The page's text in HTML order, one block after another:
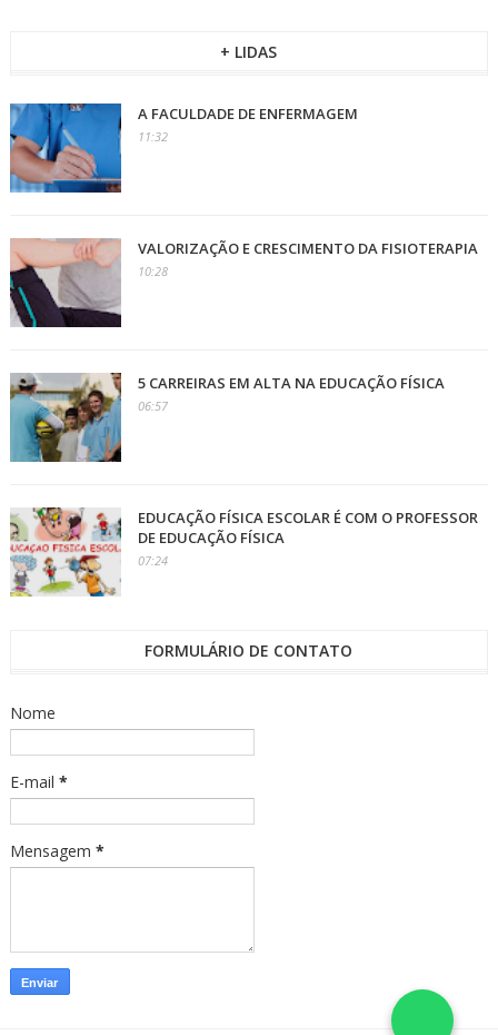
+ LIDAS
A FACULDADE DE ENFERMAGEM
11:32
VALORIZAÇÃO E CRESCIMENTO DA FISIOTERAPIA
10:28
5 CARREIRAS EM ALTA NA EDUCAÇÃO FÍSICA
06:57
EDUCAÇÃO FÍSICA ESCOLAR É COM O PROFESSOR
DE EDUCAÇÃO FÍSICA
07:24
FORMULÁRIO DE CONTATO
Nome
E-mail *
Mensagem *